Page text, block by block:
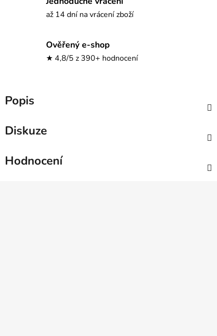
až 14 dní na vrácení zboží
Ověřený e-shop
★ 4,8/5 z 390+ hodnocení
Popis
Diskuze
Hodnocení